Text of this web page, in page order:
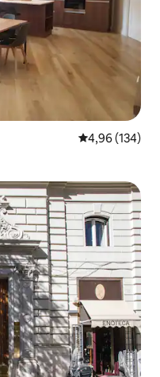
4,96 ud af 5 i
4,96 (134)